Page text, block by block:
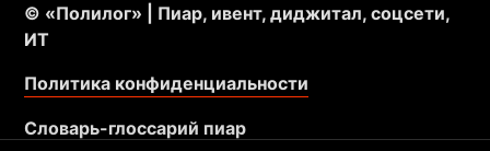
© «Полилог» | Пиар, ивент, диджитал, соцсети,
ИТ
Политика конфиденциальности
Словарь-глоссарий пиар